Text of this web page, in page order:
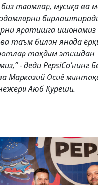
биз таомлар, мусиқа ва
яратишга ишонамиз
таъм билан янада
тақдим этишдан
- деди PepsiCо’нинг
Марказий Осиё
Аюб Қуреши.